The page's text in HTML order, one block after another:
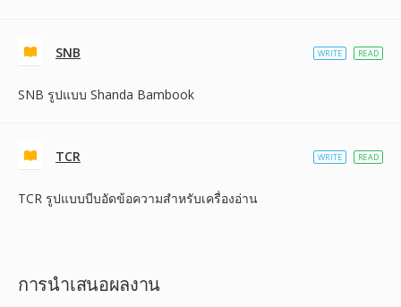
SNB
SNB รูปแบบ Shanda Bambook
WRITE READ
TCR
TCR รูปแบบบีบอัดข้อความสำหรับเครื่องอ่าน
WRITE READ
การนำเสนอผลงาน